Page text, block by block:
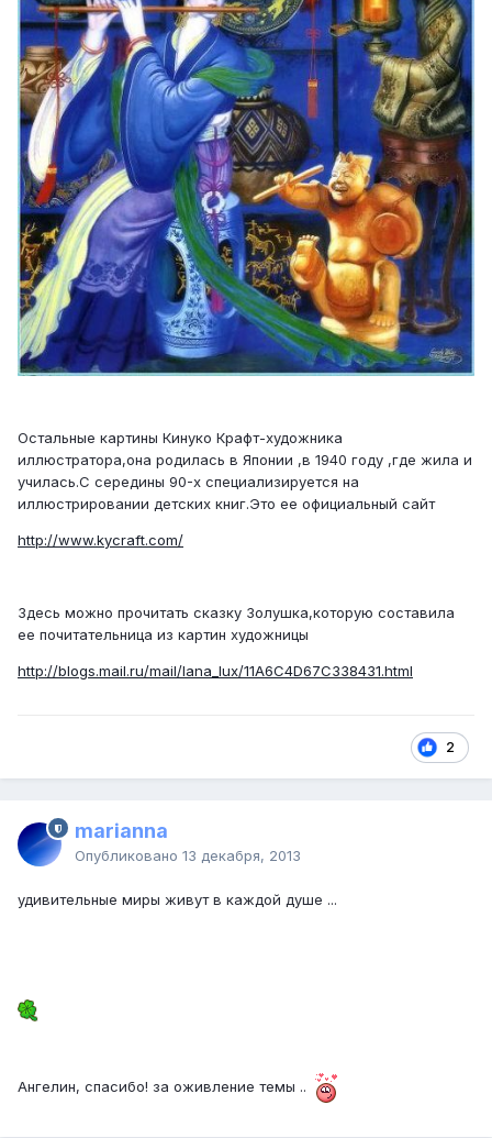
Остальные картины Кинуко Крафт-художника
иллюстратора,она родилась в Японии ,в 1940 году ,где жила и
училась.С середины 90-х специализируется на
иллюстрировании детских книг.Это ее официальный сайт
http://www.kycraft.com/
Здесь можно прочитать сказку Золушка,которую составила
ее почитательница из картин художницы
http://blogs.mail.ru/mail/lana_lux/11A6C4D67C338431.html
2
marianna
Опубликовано 13 декабря, 2013
удивительные миры живут в каждой душе ...
Ангелин, спасибо! за оживление темы ..